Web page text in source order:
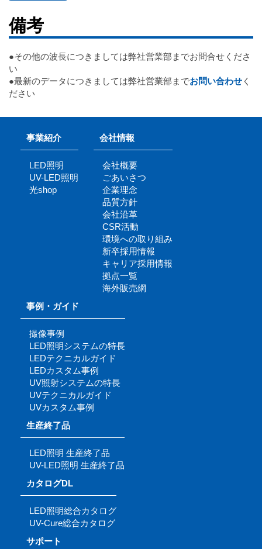
備考
●その他の波長につきましては弊社営業部までお問合せくださ
い
●最新のデータにつきましては弊社営業部までお問い合わせ く
ださい
事業紹介
LED照明
UV-LED照明
光shop
会社情報
会社概要
ごあいさつ
企業理念
品質方針
会社沿革
CSR活動
環境への取り組み
新卒採用情報
キャリア採用情報
拠点一覧
海外販売網
事例・ガイド
撮像事例
LED照明システムの特長
LEDテクニカルガイド
LEDカスタム事例
UV照射システムの特長
UVテクニカルガイド
UVカスタム事例
生産終了品
LED照明 生産終了品
UV-LED照明 生産終了品
カタログDL
LED照明総合カタログ
UV-Cure総合カタログ
サポート